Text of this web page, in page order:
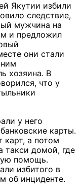
Якутии избили
следствие,
мужчина на
и предложил
они стали
хозяина. В
что у
у него
карты.
карт, а потом
такси домой, где
помощь.
избитого в
об инциденте.